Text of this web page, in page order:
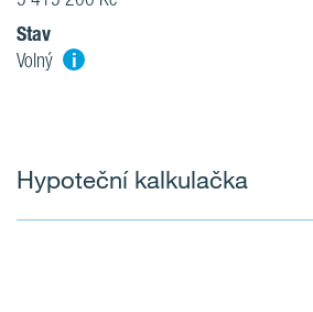
Stav
Volný i
Hypoteční kalkulačka